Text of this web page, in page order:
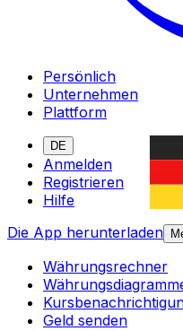
Persönlich
Unternehmen
Plattform
DE
Anmelden
Registrieren
Hilfe
Die App herunterladen
Währungsrechner
Geld senden